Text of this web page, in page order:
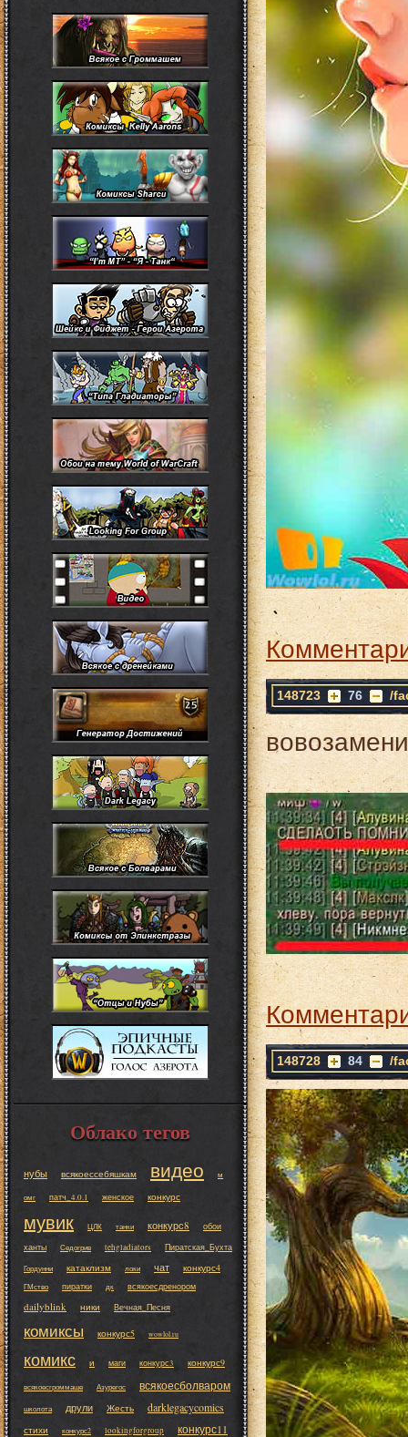
Облако тегов
нубы всякоессебяшкам видео м
омг патч_4.0.1 женское конкурс
мувик ЦЛК танки конкурс8
обои
ханты
Седогрив tehgladiators Пиратская_Бухта
Гордунни катаклизм локи чат конкурс4
ГМство пиратки дк всякоесдренором
dailyblink ники Вечная_Песня
комиксы конкурс5 wowlol.ru
комикс и маги конкурс3 конкурс9
всякоесгроммаше Азурегос всякоесболваром
школота друли Жесть darklegacycomics
стихи конкурс2 lookingforgroup конкурс11
148723 76 /
148728 84 /